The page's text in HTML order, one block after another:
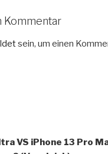
Kommentar
sein, um einen
VS iPhone 13 Pro